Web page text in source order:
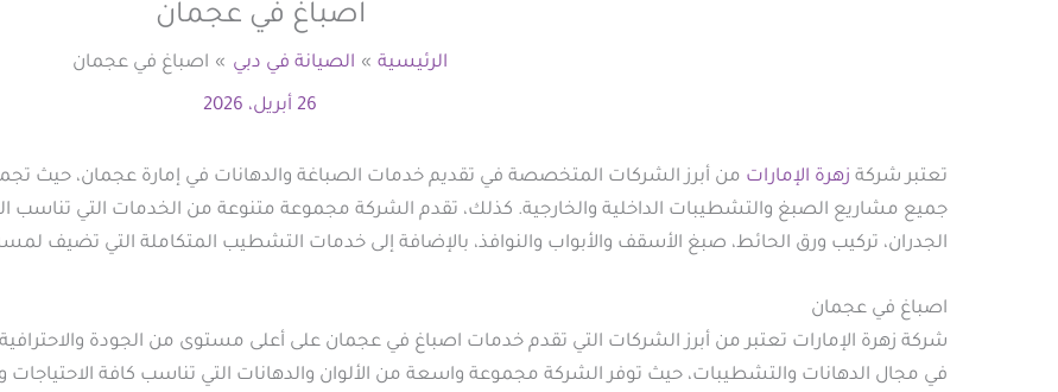
اصباغ في عجمان
الرئيسية الصيانة في دبي اصباغ في عجمان
26 أبريل، 2026
تعتبر شركة زهرة الإمارات من أبرز الشركات المتخصصة في تقديم خدمات الصباغة والدهانات في إمارة عجمان، حيث تجمع
جميع مشاريع الصبغ والتشطيبات الداخلية والخارجية. كذلك، تقدم الشركة مجموعة متنوعة من الخدمات التي تناسب
الجدران، تركيب ورق الحائط، صبغ الأسقف والأبواب والنوافذ، بالإضافة إلى خدمات التشطيب المتكاملة التي تضيف
اصباغ في عجمان
شركة زهرة الإمارات تعتبر من أبرز الشركات التي تقدم خدمات اصباغ في عجمان على أعلى مستوى من الجودة
في مجال الدهانات والتشطيبات، حيث توفر الشركة مجموعة واسعة من الألوان والدهانات التي تناسب كافة